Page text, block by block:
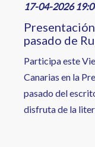
17-04-2026
pasado de
Participa este
Canarias en la
pasado del
disfruta de la